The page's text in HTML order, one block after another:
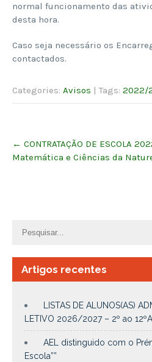
normal funcionamento das
desta hora.
Caso seja necessário os
contactados.
Categories: Avisos | Tags: 2022/
navigation
← CONTRATAÇÃO DE ESCOLA
Matemática e Ciências da
Artigos recentes
LISTAS DE ALUNOS(AS)
LETIVO 2026/2027 – 2º ao
AEL distinguido com o
Escola””